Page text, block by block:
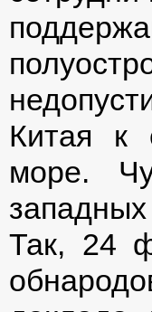
Китая к
море.
Так, 24